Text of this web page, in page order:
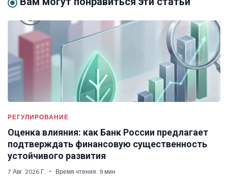
РЕГУЛИРОВАНИЕ
Оценка влияния: как Банк России предлагает
подтверждать финансовую существенность
устойчивого развития
7 Авг. 2026 Г. Время чтения: 9 мин